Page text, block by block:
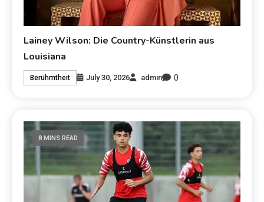
Lainey Wilson: Die Country-Künstlerin aus
Louisiana
Berühmtheit July 30, 2026 admin 0
8 MINS READ